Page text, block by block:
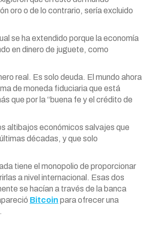
oro o de lo contrario, sería excluido
se ha extendido porque la economía
en dinero de juguete, como
real. Es solo deuda. El mundo ahora
de moneda fiduciaria que está
que por la “buena fe y el crédito de
altibajos económicos salvajes que
décadas, y que solo
tiene el monopolio de proporcionar
a nivel internacional. Esas dos
se hacían a través de la banca
Bitcoin para ofrecer una